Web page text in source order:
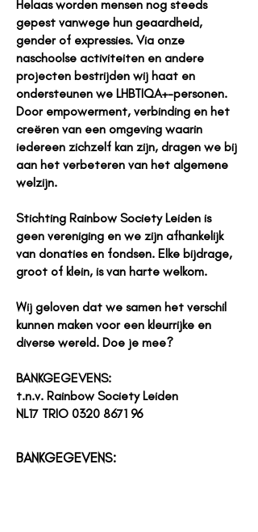
Helaas worden mensen nog steeds
gepest vanwege hun geaardheid,
gender of expressies. Via onze
naschoolse activiteiten en andere
projecten bestrijden wij haat en
ondersteunen we LHBTIQA+-personen.
Door empowerment, verbinding en het
creëren van een omgeving waarin
iedereen zichzelf kan zijn, dragen we bij
aan het verbeteren van het algemene
welzijn.
Stichting Rainbow Society Leiden is
geen vereniging en we zijn afhankelijk
van donaties en fondsen. Elke bijdrage,
groot of klein, is van harte welkom.
Wij geloven dat we samen het verschil
kunnen maken voor een kleurrijke en
diverse wereld. Doe je mee?
BANKGEGEVENS:
t.n.v. Rainbow Society Leiden
NL17 TRIO 0320 8671 96
BANKGEGEVENS: